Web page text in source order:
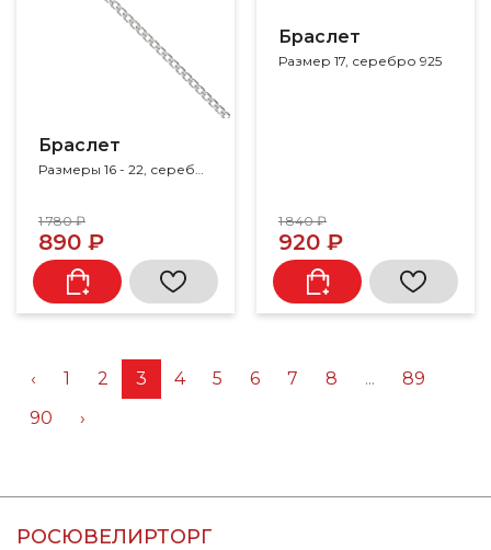
Браслет
Размеры 16 - 22, серебро 925
1 780 ₽
890 ₽
Браслет
Размер 17, серебро 925
1 840 ₽
920 ₽
‹ 1 2 3 4 5 6 7 8 ...
89
90
›
РОСЮВЕЛИРТОРГ